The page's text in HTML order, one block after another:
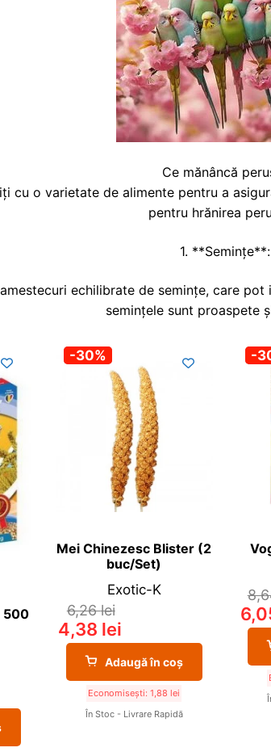
Ce mănâncă
cu o varietate de alimente pentru a
pentru hrănirea
1. **Semințe**:
echilibrate de semințe, care
semințele sunt proaspete
500
-30%
Mei Chinezesc Blister (2
buc/Set)
Exotic-K
6,26lei
4,38 lei
Adaugă în coș
Economisești:1,88lei
În Stoc - Livrare Rapidă
-